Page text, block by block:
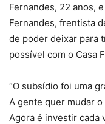
Fernandes, 22 anos,
Fernandes, frentista
de poder deixar para
possível com o Casa
“O subsídio foi uma
A gente quer mudar
Agora é investir cada